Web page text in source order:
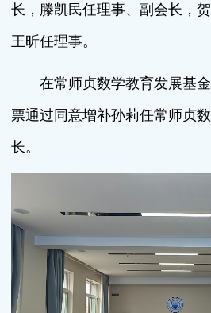
长，滕凯民任理事、副会长，
王昕任理事。
在常师贞数学教育发展基
票通过同意增补孙莉任常师贞
长。